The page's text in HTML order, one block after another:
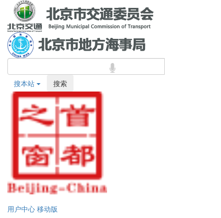
搜本站 搜索
用户中心 移动版